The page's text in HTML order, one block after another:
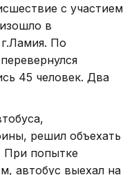
с участием
в
По
45 человек. Два
решил объехать
При попытке
автобус выехал на